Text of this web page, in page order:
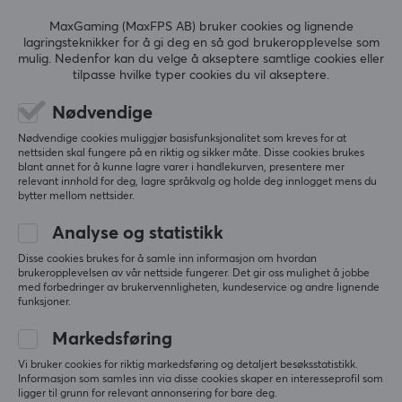
Nintendo Switch, PC, PS4, PS5, Smartphone, Xbox One
FUNKSJONER
Mute-knapp
Ja
Volumkontroll
Ja
GARANTI
2 års garanti
LYDUTGANG
Vis originalen
Razer Blackshark V2 X Gaming Headset
2 likes
Martin H
Verifisert kjøper
Level 10
Epic Challenger
men intill da va de greie for prisen. Lyden er helt ok.
Razer Blackshark V2 X Gaming Headset - Hvit
3 mo. ago
1 like
Armin L
Verifisert kjøper
Level 11
Mashing Commander
PC
Xbox
MaxGaming (MaxFPS AB) bruker cookies og lignende
lagringsteknikker for å gi deg en så god brukeropplevelse som
mulig. Nedenfor kan du velge å akseptere samtlige cookies eller
tilpasse hvilke typer cookies du vil akseptere.
Nødvendige
Nødvendige cookies muliggjør basisfunksjonalitet som kreves for at
nettsiden skal fungere på en riktig og sikker måte. Disse cookies brukes
blant annet for å kunne lagre varer i handlekurven, presentere mer
relevant innhold for deg, lagre språkvalg og holde deg innlogget mens du
bytter mellom nettsider.
Analyse og statistikk
Disse cookies brukes for å samle inn informasjon om hvordan
brukeropplevelsen av vår nettside fungerer. Det gir oss mulighet å jobbe
med forbedringer av brukervennligheten, kundeservice og andre lignende
funksjoner.
Markedsføring
Vi bruker cookies for riktig markedsføring og detaljert besøksstatistikk.
Informasjon som samles inn via disse cookies skaper en interesseprofil som
ligger til grunn for relevant annonsering for bare deg.